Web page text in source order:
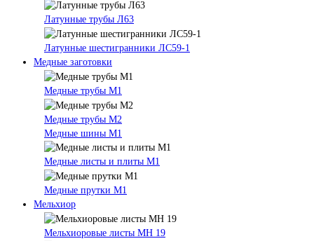
Латунные трубы Л63
Латунные шестигранники ЛС59-1
Медные заготовки
Медные трубы М1
Медные трубы М2
Медные шины М1
Медные листы и плиты М1
Медные прутки М1
Мельхиор
Мельхиоровые листы МН 19